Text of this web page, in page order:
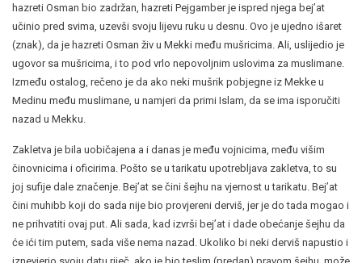
hazreti Osman bio zadržan, hazreti Pejgamber je ispred njega bej’at
učinio pred svima, uzevši svoju lijevu ruku u desnu. Ovo je ujedno išaret
(znak), da je hazreti Osman živ u Mekki među mušricima. Ali, uslijedio je
ugovor sa mušricima, i to pod vrlo nepovoljnim uslovima za muslimane.
Između ostalog, rečeno je da ako neki mušrik pobjegne iz Mekke u
Medinu među muslimane, u namjeri da primi Islam, da se ima isporučiti
nazad u Mekku.
Zakletva je bila uobičajena a i danas je među vojnicima, među višim
činovnicima i oficirima. Pošto se u tarikatu upotrebljava zakletva, to su
joj sufije dale značenje. Bej’at se čini šejhu na vjernost u tarikatu. Bej’at
čini muhibb koji do sada nije bio provjereni derviš, jer je do tada mogao i
ne prihvatiti ovaj put. Ali sada, kad izvrši bej’at i dade obećanje šejhu da
će ići tim putem, sada više nema nazad. Ukoliko bi neki derviš napustio i